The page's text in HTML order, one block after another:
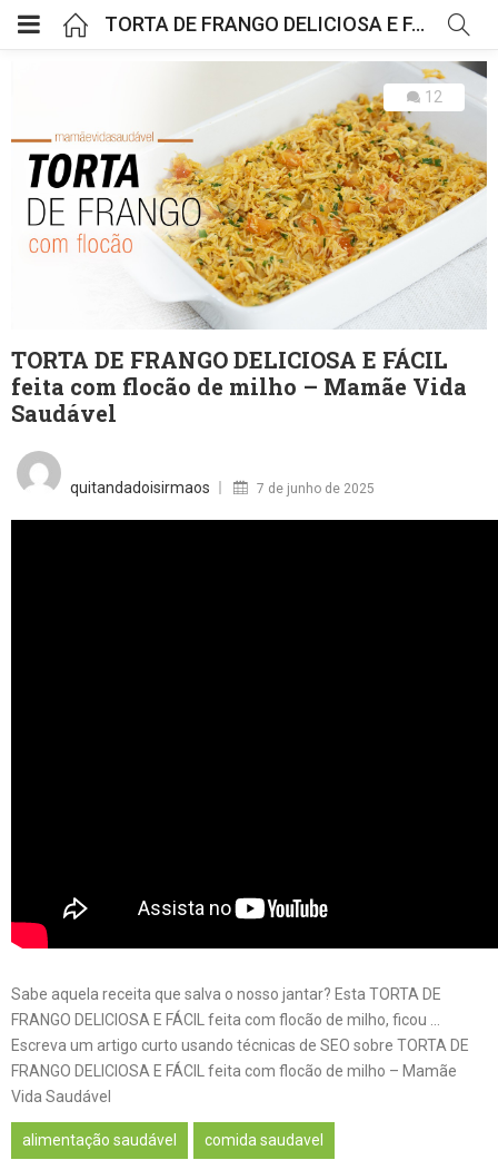
TORTA DE FRANGO DELICIOSA E FÁCIL feita com flocão de milho – Mamãe Vida Saudável
12
TORTA DE FRANGO DELICIOSA E FÁCIL
feita com flocão de milho – Mamãe Vida
Saudável
quitandadoisirmaos 7 de junho de 2025
Sabe aquela receita que salva o nosso jantar? Esta TORTA DE
FRANGO DELICIOSA E FÁCIL feita com flocão de milho, ficou …
Escreva um artigo curto usando técnicas de SEO sobre TORTA DE
FRANGO DELICIOSA E FÁCIL feita com flocão de milho – Mamãe
Vida Saudável
alimentação saudável comida saudavel